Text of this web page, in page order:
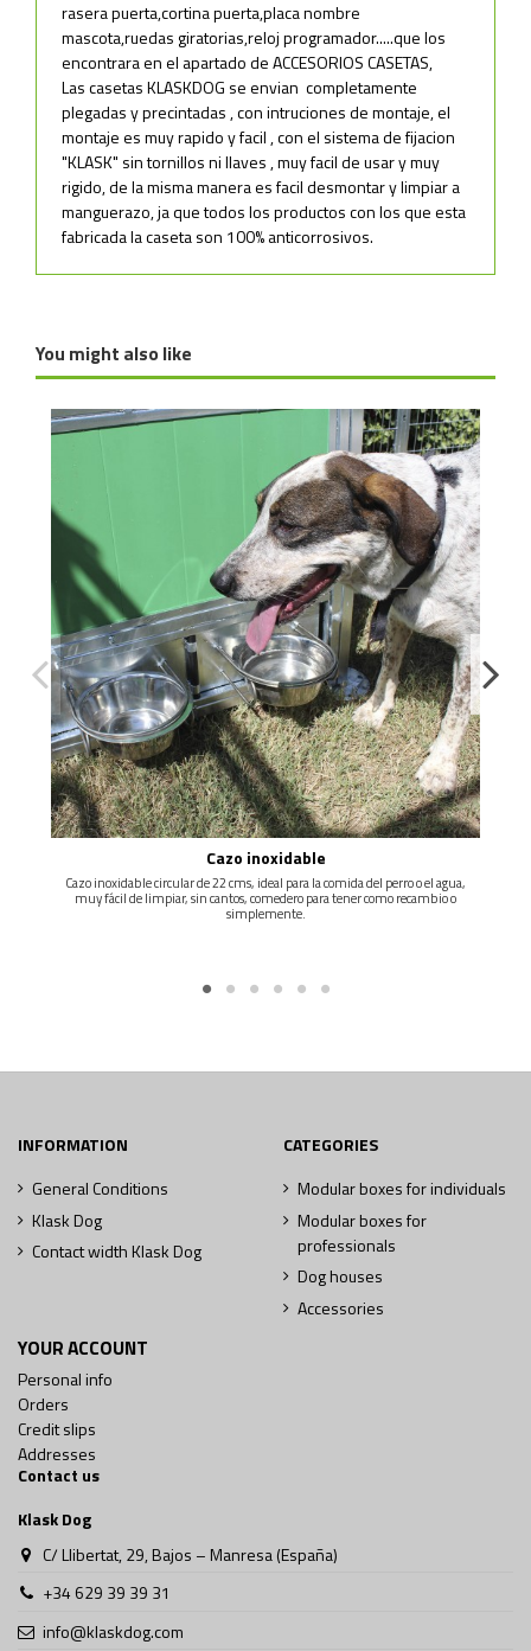
rasera puerta,cortina puerta,placa nombre
mascota,ruedas giratorias,reloj programador.....que los
encontrara en el apartado de ACCESORIOS CASETAS,
Las casetas KLASKDOG se envian completamente
plegadas y precintadas , con intruciones de montaje, el
montaje es muy rapido y facil , con el sistema de fijacion
"KLASK" sin tornillos ni llaves , muy facil de usar y muy
rigido, de la misma manera es facil desmontar y limpiar a
manguerazo, ja que todos los productos con los que esta
fabricada la caseta son 100% anticorrosivos.
-NO HAY EN EL MERCADO UNA CASETA CON TANTAS
PRESTACIONES COMO KLASKDOG-
-2 PUERTAS EN CADA CASETA , PORQUE EL ANIMAL NO
TENGA MIEDO I SIEMPRE TENGA UNA VIA DE ESCAPE SI SE
VE AMENAZADO (PODEMOS TAPAR UNA CON RASERA)-
-LATERALES DE LAMAS PVC MATCHEMBRADO, DE
DIFERENTES COLORES A ESCOGER-
-TEJADO ABATIBLE Y CON GOMA EN LA PARTE SUPERIOR
,PRACTICO Y ROBUSTO-
-SUELO CASETA DE GOMA RESISTENTE Y COMODA DE 13
mm, AISLANTE-
-OPCION DE ESTERILLA ELECTRICA PARA ZONAS MÁS
FRIAS-
-DISEÑO Y ACABADOS DE PRIMERA CALIDAD-
90 X 25 (MEDIDAS EN CMS)
-BULTOS------------------------------------------------
--------- 2 BULTOS
- PESO APROXIMADO ( TOTAL)---------------------------
---- 60 KG
You might also like
Cazo inoxidable
Cazo inoxidable circular de 22 cms, ideal para la comida del perro o el agua,
muy fácil de limpiar, sin cantos, comedero para tener como recambio o
simplemente.
INFORMATION
General Conditions
Klask Dog
Contact width Klask Dog
CATEGORIES
Modular boxes for individuals
Modular boxes for
professionals
Dog houses
Accessories
YOUR ACCOUNT
Personal info
Orders
Credit slips
Addresses
Contact us
Klask Dog
C/ Llibertat, 29, Bajos – Manresa (España)
+34 629 39 39 31
info@klaskdog.com